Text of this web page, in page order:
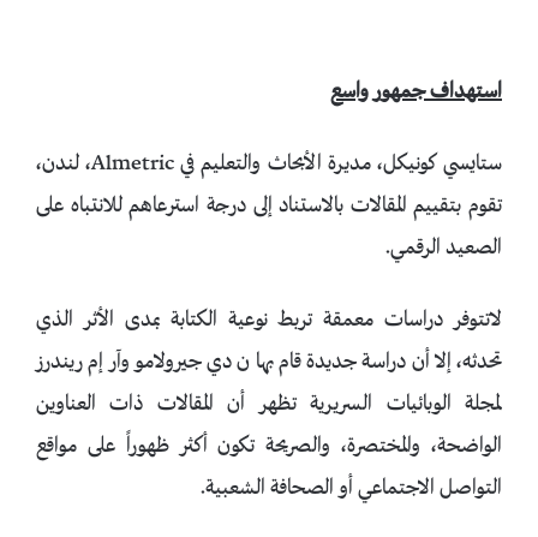
استهداف جمهور واسع
ستايسي كونيكل، مديرة الأبحاث والتعليم في Almetric، لندن،
تقوم بتقييم المقالات بالاستناد إلى درجة استرعاهم للانتباه على
الصعيد الرقمي.
لاتتوفر دراسات معمقة تربط نوعية الكتابة بمدى الأثر الذي
تحدثه، إلا أن دراسة جديدة قام بها ن دي جيرولامو وآر إم ريندرز
لمجلة الوبائيات السريرية تظهر أن المقالات ذات العناوين
الواضحة، والمختصرة، والصريحة تكون أكثر ظهوراً على مواقع
التواصل الاجتماعي أو الصحافة الشعبية.